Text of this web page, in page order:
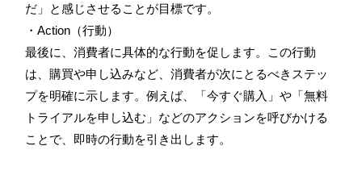
だ」と感じさせることが目標です。
・Action（行動）
最後に、消費者に具体的な行動を促します。この行動
は、購買や申し込みなど、消費者が次にとるべきステッ
プを明確に示します。例えば、「今すぐ購入」や「無料
トライアルを申し込む」などのアクションを呼びかける
ことで、即時の行動を引き出します。